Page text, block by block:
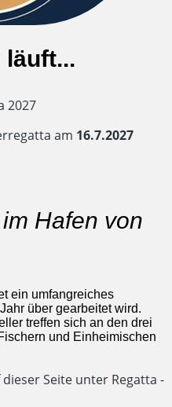
läuft...
2027
am 16.7.2027
im Hafen von
ein umfangreiches
über gearbeitet wird.
treffen sich an den drei
und Einheimischen
Seite unter Regatta -